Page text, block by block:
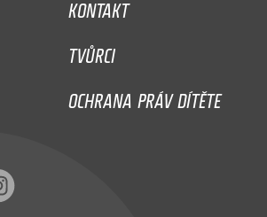
TVŮRCI
OCHRANA PRÁV DÍTĚTE